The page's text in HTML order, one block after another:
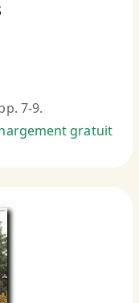
7-9.
gratuit